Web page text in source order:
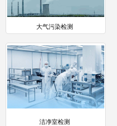
大气污染检测
洁净室检测